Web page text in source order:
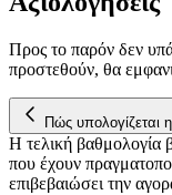
μετρήσεις σχετικά
εικόνα του κοινού
τοποθεσίας μας
διαφημίσεων και
Προς το παρόν δεν
προστεθούν, θα
Πώς υπολογίζεται
Η τελική βαθμολογία
που έχουν
επιβεβαιώσει την